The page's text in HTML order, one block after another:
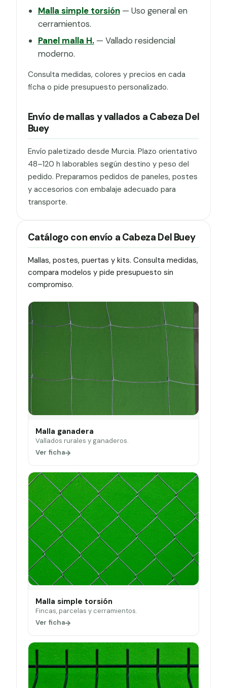
Malla simple torsión— Uso general en
cerramientos.
Panel malla H.— Vallado residencial
moderno.
Consulta medidas, colores y precios en cada
ficha o pide presupuesto personalizado.
Envío de mallas y vallados a Cabeza Del
Buey
Envío paletizado desde Murcia. Plazo orientativo
48–120 h laborables según destino y peso del
pedido. Preparamos pedidos de paneles, postes
y accesorios con embalaje adecuado para
transporte.
Catálogo con envío a Cabeza Del Buey
Mallas, postes, puertas y kits. Consulta medidas,
compara modelos y pide presupuesto sin
compromiso.
Malla ganadera
Vallados rurales y ganaderos.
Ver ficha
Malla simple torsión
Fincas, parcelas y cerramientos.
Ver ficha